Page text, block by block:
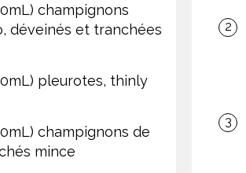
champignons
déveinés et tranchées
pleurotes, thinly
champignons de
mince